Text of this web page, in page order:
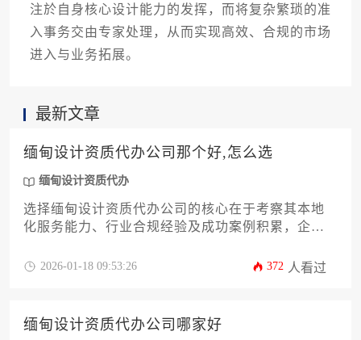
注於自身核心设计能力的发挥，而将复杂繁琐的准
入事务交由专家处理，从而实现高效、合规的市场
进入与业务拓展。
最新文章
缅甸设计资质代办公司那个好,怎么选
缅甸设计资质代办
选择缅甸设计资质代办公司的核心在于考察其本地
化服务能力、行业合规经验及成功案例积累，企业
沟通渠道和风险应对方案，结合自身业务需求选择
2026-01-18 09:53:26 372 人看过
缅甸设计资质代办公司哪家好